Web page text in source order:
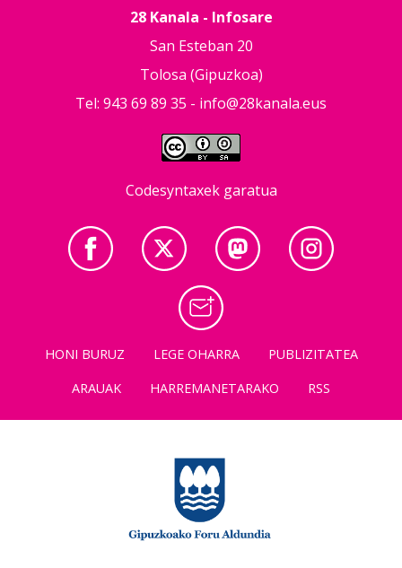
28 Kanala - Infosare
San Esteban 20
Tolosa (Gipuzkoa)
Tel: 943 69 89 35 - info@28kanala.eus
Codesyntaxek garatua
HONI BURUZ LEGE OHARRA
PUBLIZITATEA
ARAUAK
HARREMANETARAKO RSS